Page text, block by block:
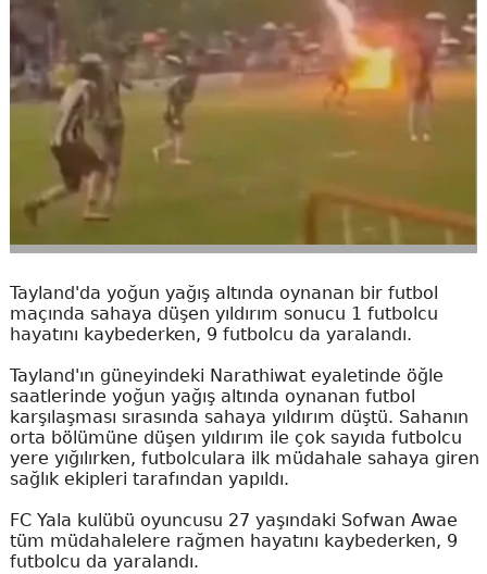
Tayland'da yoğun yağış altında oynanan bir futbol
maçında sahaya düşen yıldırım sonucu 1 futbolcu
hayatını kaybederken, 9 futbolcu da yaralandı.
Tayland'ın güneyindeki Narathiwat eyaletinde öğle
saatlerinde yoğun yağış altında oynanan futbol
karşılaşması sırasında sahaya yıldırım düştü. Sahanın
orta bölümüne düşen yıldırım ile çok sayıda futbolcu
yere yığılırken, futbolculara ilk müdahale sahaya giren
sağlık ekipleri tarafından yapıldı.
FC Yala kulübü oyuncusu 27 yaşındaki Sofwan Awae
tüm müdahalelere rağmen hayatını kaybederken, 9
futbolcu da yaralandı.